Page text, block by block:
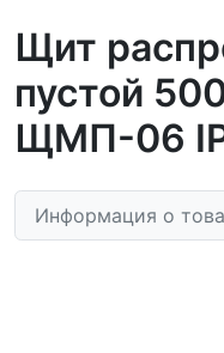
Щит
пустой
ЩМП-06
Информация о